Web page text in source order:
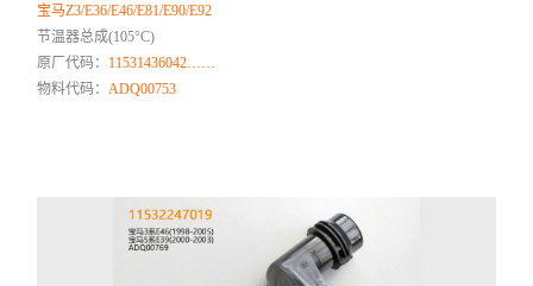
宝马Z3/E36/E46/E81/E90/E92
节温器总成(105°C)
原厂代码： 11531436042……
物料代码：ADQ00753